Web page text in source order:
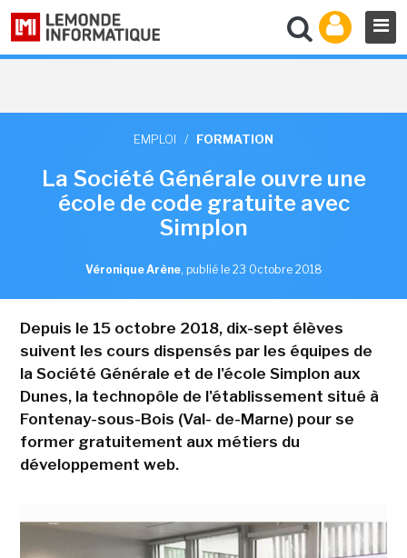
EMPLOI / FORMATION
La Société Générale ouvre une
école de code gratuite avec
Simplon
Véronique Arène, publié le 23 Octobre 2018
Depuis le 15 octobre 2018, dix-sept élèves
suivent les cours dispensés par les équipes de
la Société Générale et de l'école Simplon aux
Dunes, la technopôle de l'établissement situé à
Fontenay-sous-Bois (Val- de-Marne) pour se
former gratuitement aux métiers du
développement web.